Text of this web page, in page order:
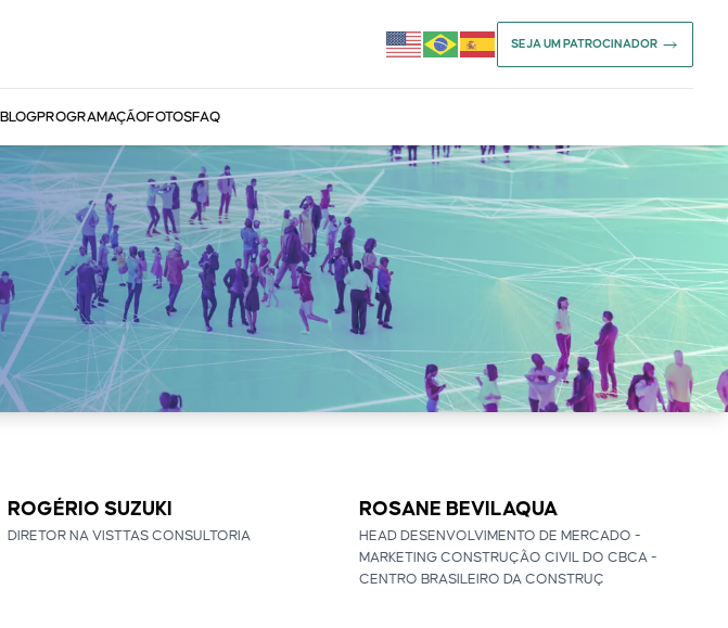
SEJA UM PATROCINADOR
BLOGPROGRAMAÇÃOFOTOSFAQ
ROGÉRIO SUZUKI
DIRETOR NA VISTTAS CONSULTORIA
ROSANE BEVILAQUA
HEAD DESENVOLVIMENTO DE MERCADO -
MARKETING CONSTRUÇÃO CIVIL DO CBCA -
CENTRO BRASILEIRO DA CONSTRUÇ